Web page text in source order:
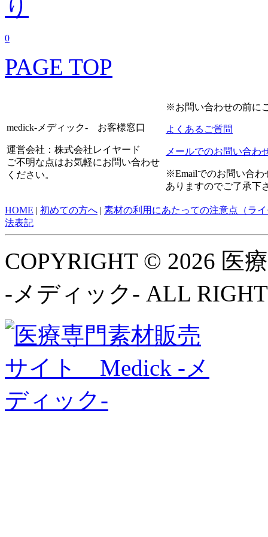
0
PAGE TOP
medick-メディック- お客様窓口
運営会社：株式会社レイヤード
ご不明な点はお気軽にお問い合わせ
ください。
※お問い合わせの前に
よくあるご質問
メールでのお問い合わ
※Emailでのお問い合わ
ありますのでご了承下
HOME | 初めての方へ | 素材の利用にあたっての注意点（ラ
法表記
COPYRIGHT © 2026 医
-メディック- ALL RIGHT